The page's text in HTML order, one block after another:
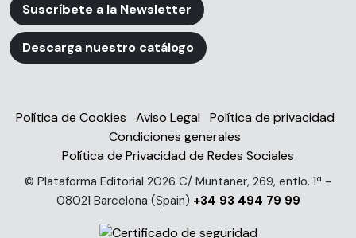
Suscríbete a la Newsletter
Descarga nuestro catálogo
Política de Cookies Aviso Legal
Política de privacidad
Condiciones generales
Política de Privacidad de Redes Sociales
© Plataforma Editorial 2026 C/ Muntaner, 269, entlo. 1ª -
08021 Barcelona (Spain) +34 93 494 79 99